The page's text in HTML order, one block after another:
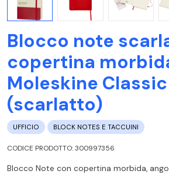
Blocco note
copertina
Moleskine Classic
(scarlatto)
UFFICIO BLOCK NOTES E TACCUINI
CODICE PRODOTTO: 300997356
Blocco Note con copertina morbida,